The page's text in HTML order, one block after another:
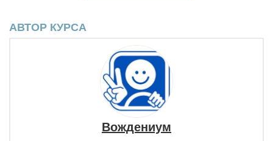
АВТОР КУРСА
Вождениум